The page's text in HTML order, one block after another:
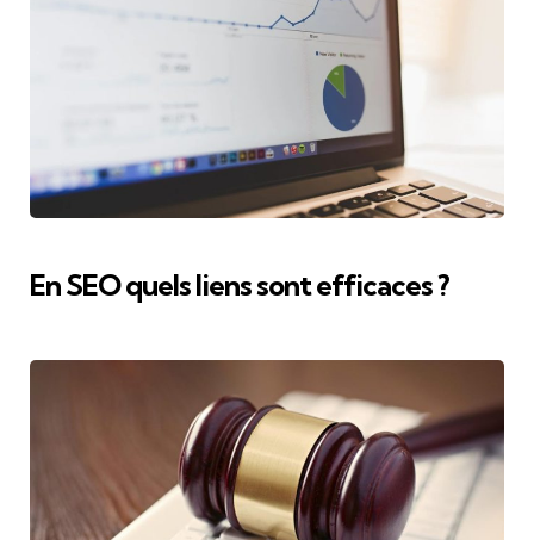
En SEO quels liens sont efficaces ?